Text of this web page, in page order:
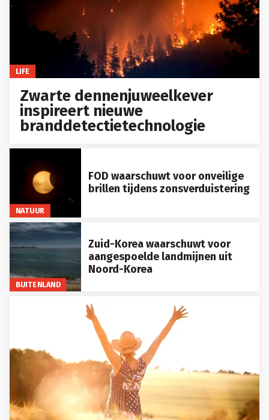
LIFE
Zwarte dennenjuweelkever
inspireert nieuwe
branddetectietechnologie
NATUUR
FOD waarschuwt voor onveilige
brillen tijdens zonsverduistering
BUITENLAND
Zuid-Korea waarschuwt voor
aangespoelde landmijnen uit
Noord-Korea